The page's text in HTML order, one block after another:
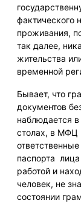
фактического
проживания,
так далее,
жительства
временной
Бывает, что
документов
наблюдается
столах, в МФЦ
паспорта
работой и
человек, не
состоянии